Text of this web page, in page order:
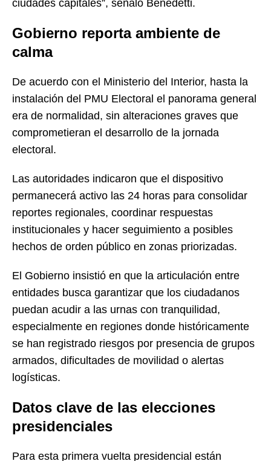
ciudades capitales”, señaló Benedetti.
Gobierno reporta ambiente de
calma
De acuerdo con el Ministerio del Interior, hasta la
instalación del PMU Electoral el panorama general
era de normalidad, sin alteraciones graves que
comprometieran el desarrollo de la jornada
electoral.
Las autoridades indicaron que el dispositivo
permanecerá activo las 24 horas para consolidar
reportes regionales, coordinar respuestas
institucionales y hacer seguimiento a posibles
hechos de orden público en zonas priorizadas.
El Gobierno insistió en que la articulación entre
entidades busca garantizar que los ciudadanos
puedan acudir a las urnas con tranquilidad,
especialmente en regiones donde históricamente
se han registrado riesgos por presencia de grupos
armados, dificultades de movilidad o alertas
logísticas.
Datos clave de las elecciones
presidenciales
Para esta primera vuelta presidencial están